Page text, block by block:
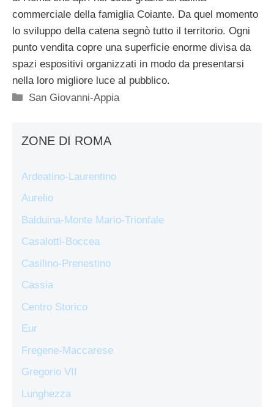
commerciale della famiglia Coiante. Da quel momento
lo sviluppo della catena segnò tutto il territorio. Ogni
punto vendita copre una superficie enorme divisa da
spazi espositivi organizzati in modo da presentarsi
nella loro migliore luce al pubblico.
Categorie
San Giovanni-Appia
ZONE DI ROMA
Ardeatino-Laurentino
Aurelio
Balduina-Monte Mario-Trionfale
Casalotti-Boccea
Casilino-Prenestino
Cassia
Centro Storico
Eur
Fregene-Maccarese
Gregorio VII
Lunghezza